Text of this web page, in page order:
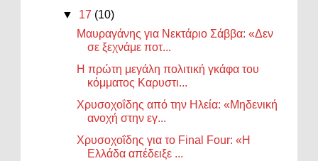
▼ 17 (10)
Μαυραγάνης για Νεκτάριο Σάββα: «Δεν
σε ξεχνάμε ποτ...
Η πρώτη μεγάλη πολιτική γκάφα του
κόμματος Καρυστι...
Χρυσοχοΐδης από την Ηλεία: «Μηδενική
ανοχή στην εγ...
Χρυσοχοΐδης για το Final Four: «Η
Ελλάδα απέδειξε ...